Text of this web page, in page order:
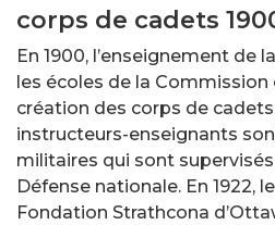
corps de cadets
En 1900, l’enseignement de
les écoles de la
création des corps de
instructeurs-enseignants
militaires qui sont
Défense nationale. En 1922,
Fondation Strathcona